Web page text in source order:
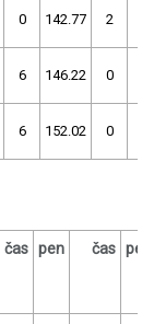
0 142.77 2
6 146.22 0
6 152.02 0
čas pen čas pen